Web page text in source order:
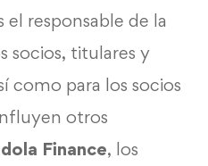
el responsable de la
socios, titulares y
como para los socios
otros
Finance, los